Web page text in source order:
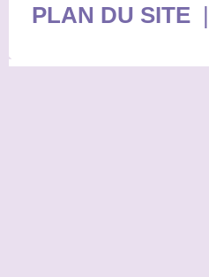
PLAN DU SITE|